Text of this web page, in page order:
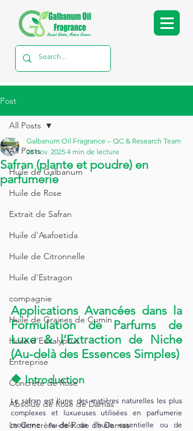
Post
All Posts
Huile de Galbanum
Huile de Rose
Extrait de Safran
Huile d'Asafoetida
Huile de Citronnelle
Huile d'Estragon
compagnie
Huile de Graines de Cumin
Huile d’Eucalyptus
Entreprise
Concrète de Rose
Absolue de Rose de Damas
Le Concrète de Rose de Damas
All Posts
Safran (plante et poudre) en
parfumerie
Galbanum Oil Fragrance – QC & Research Team
28 nov. 2025 4 min de lecture
Applications Avancées dans la
Formulation de Parfums de
Luxe & l’Extraction de Niche
(Au-delà des Essences Simples)
🔶 Introduction
Le safran est l’une des matières naturelles les plus
complexes et luxueuses utilisées en parfumerie
moderne. Au-delà de l’huile essentielle ou de